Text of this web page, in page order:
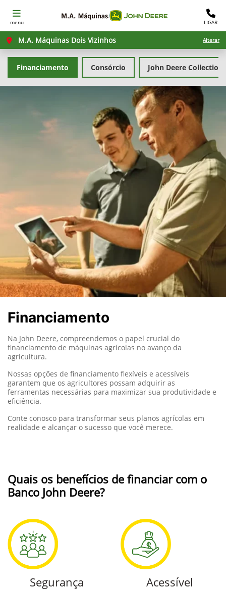
menu LIGAR
M.A. Máquinas Dois Vizinhos Alterar
Consórcio
Financiamento John Deere Collection
Financiamento
Na John Deere, compreendemos o papel crucial do
financiamento de máquinas agrícolas no avanço da
agricultura.
Nossas opções de financiamento flexíveis e acessíveis
garantem que os agricultores possam adquirir as
ferramentas necessárias para maximizar sua produtividade e
eficiência.
Conte conosco para transformar seus planos agrícolas em
realidade e alcançar o sucesso que você merece.
Quais os benefícios de financiar com o
Banco John Deere?
Segurança Acessível